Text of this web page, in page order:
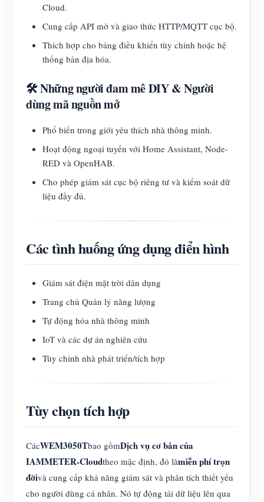
Cloud.
Cung cấp API mở và giao thức HTTP/MQTT cục bộ.
Thích hợp cho bảng điều khiển tùy chỉnh hoặc hệ
thống bản địa hóa.
🛠️ Những người đam mê DIY & Người
dùng mã nguồn mở
Phổ biến trong giới yêu thích nhà thông minh.
Hoạt động ngoại tuyến với Home Assistant, Node-
RED và OpenHAB.
Cho phép giám sát cục bộ riêng tư và kiểm soát dữ
liệu đầy đủ.
Các tình huống ứng dụng điển hình
Giám sát điện mặt trời dân dụng
Trang chủ Quản lý năng lượng
Tự động hóa nhà thông minh
IoT và các dự án nghiên cứu
Tùy chỉnh nhà phát triển/tích hợp
Tùy chọn tích hợp
CácWEM3050Tbao gồmDịch vụ cơ bản của
IAMMETER-Cloudtheo mặc định, đó làmiễn phí trọn
đờivà cung cấp khả năng giám sát và phân tích thiết yếu
cho người dùng cá nhân. Nó tự động tải dữ liệu lên qua